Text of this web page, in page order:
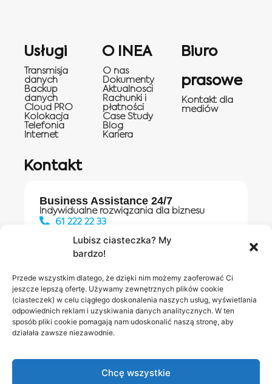
Lubisz ciasteczka? My
bardzo!
Przede wszystkim dlatego, że dzięki nim możemy zaoferować Ci
jeszcze lepszą ofertę. Używamy zewnętrznych plików cookie
(ciasteczek) w celu ciągłego doskonalenia naszych usług, wyświetlania
odpowiednich reklam i uzyskiwania danych analitycznych. W ten
sposób pliki cookie pomagają nam udoskonalić naszą stronę, aby
działała zawsze niezawodnie.
Chcę wszystkie
Usługi
Transmisja
danych
Backup
danych
Cloud PRO
Kolokacja
Telefonia
Internet
O INEA
O nas
Dokumenty
Aktualnosci
Rachunki i
płatności
Case Study
Blog
Kariera
Biuro
prasowe
Kontakt dla
mediów
Kontakt
Business Assistance 24/7
Indywidualne rozwiązania dla biznesu
61 222 22 33
Salony INEA
Napisz do